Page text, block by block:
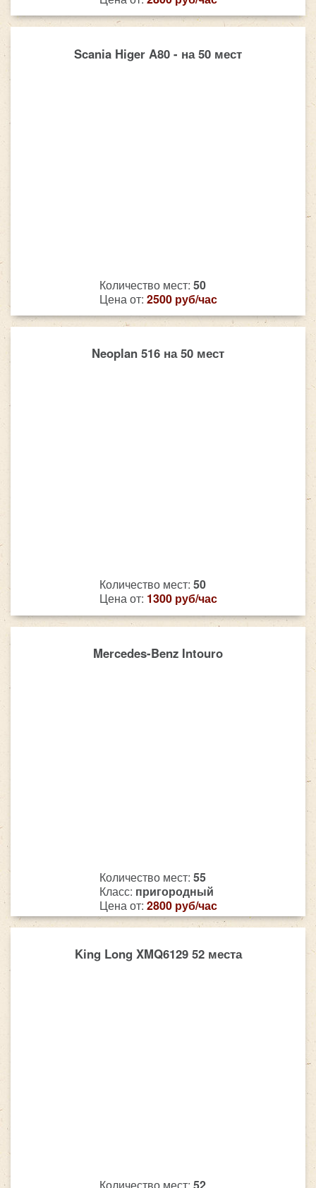
Scania Higer A80 - на 50 мест
Количество мест: 50
Цена от: 2500 руб/час
Neoplan 516 на 50 мест
Количество мест: 50
Цена от: 1300 руб/час
Mercedes-Benz Intouro
Количество мест: 55
Класс: пригородный
Цена от: 2800 руб/час
King Long XMQ6129 52 места